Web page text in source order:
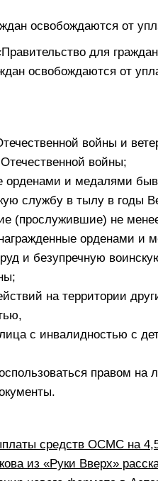
освобождаются от
для
освобождаются от
войны и
войны;
орденами и медалями
службу в тылу в годы
(прослужившие) не
орденами
и безупречную
на территории
с инвалидностью с
правом на
средств ОСМС на
из «Руки Вверх»